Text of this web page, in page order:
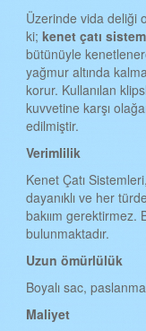
Üzerinde vida deliği
ki;kenet çatı
bütünüyle
yağmur altında
korur. Kullanılan
kuvvetine karşı
edilmiştir.
Verimlilik
Kenet Çatı
dayanıklı ve her
bakıım gerektirmez.
bulunmaktadır.
Uzun ömürlülük
Boyalı sac,
Maliyet